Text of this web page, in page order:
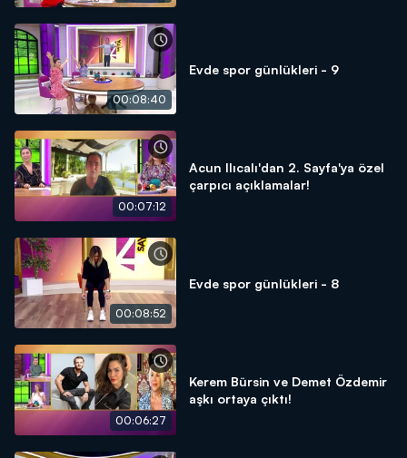
00:08:40
Evde spor günlükleri - 9
00:07:12
Acun Ilıcalı'dan 2. Sayfa'ya özel
çarpıcı açıklamalar!
00:08:52
Evde spor günlükleri - 8
00:06:27
Kerem Bürsin ve Demet Özdemir
aşkı ortaya çıktı!